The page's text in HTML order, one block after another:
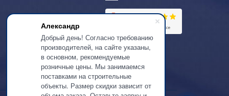
Александр
Добрый день! Согласно требованию
производителей, на сайте указаны,
в основном, рекомендуемые
розничные цены. Мы занимаемся
поставками на строительные
объекты. Размер скидки зависит от